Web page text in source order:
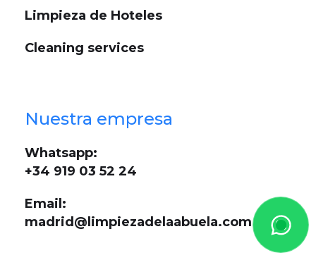
Limpieza de Hoteles
Cleaning services
Nuestra empresa
Whatsapp:
+34 919 03 52 24
Email:
madrid@limpiezadelaabuela.com